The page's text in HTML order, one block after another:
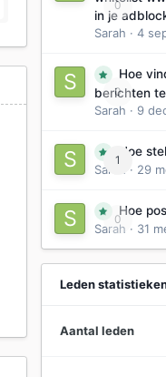
0
in je
Sarah · 4
0
Hoe
berichten
Sarah · 9
1
Hoe
Sarah
· 29
0
Hoe
Sarah · 31
Leden
Aantal leden